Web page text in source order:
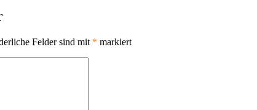
Felder sind mit * markiert